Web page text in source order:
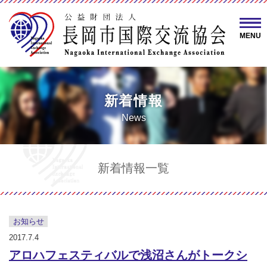
MENU
新着情報
News
新着情報一覧
お知らせ
2017.7.4
アロハフェスティバルで浅沼さんがトークシ